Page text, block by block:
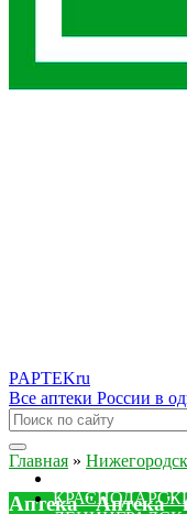
PAPTEKru
Все аптеки России в
Главная »
Аптека "Аптека"